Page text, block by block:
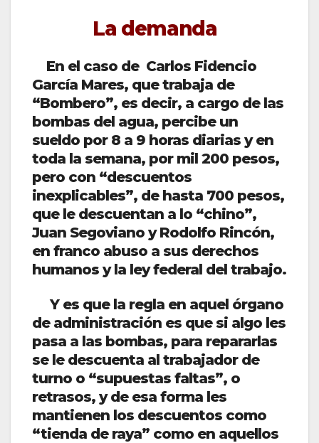
La demanda
En el caso de Carlos Fidencio
García Mares, que trabaja de
“Bombero”, es decir, a cargo de las
bombas del agua, percibe un
sueldo por 8 a 9 horas diarias y en
toda la semana, por mil 200 pesos,
pero con “descuentos
inexplicables”, de hasta 700 pesos,
que le descuentan a lo “chino”,
Juan Segoviano y Rodolfo Rincón,
en franco abuso a sus derechos
humanos y la ley federal del trabajo.
Y es que la regla en aquel órgano
de administración es que si algo les
pasa a las bombas, para repararlas
se le descuenta al trabajador de
turno o “supuestas faltas”, o
retrasos, y de esa forma les
mantienen los descuentos como
“tienda de raya” como en aquellos